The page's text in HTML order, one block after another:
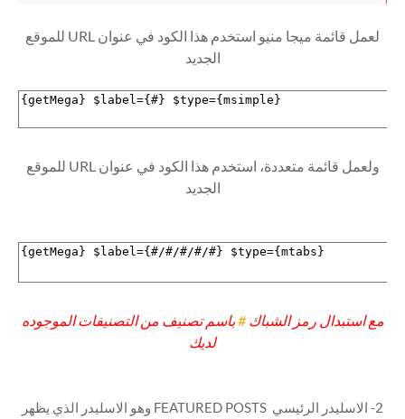
لعمل قائمة ميجا منيو استخدم هذا الكود في عنوان URL للموقع
الجديد
ولعمل قائمة متعددة، استخدم هذا الكود في عنوان URL للموقع
الجديد
مع استبدال رمز الشباك#باسم تصنيف من التصنيفات الموجوده
لديك
2- الاسليدر الرئيسي FEATURED POSTS وهو الاسليدر الذي يظهر